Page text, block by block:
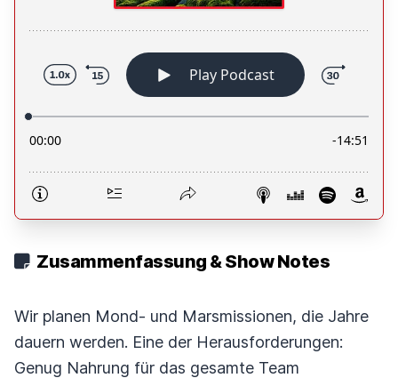
Zusammenfassung & Show Notes
Wir planen Mond- und Marsmissionen, die Jahre
dauern werden. Eine der Herausforderungen:
Genug Nahrung für das gesamte Team